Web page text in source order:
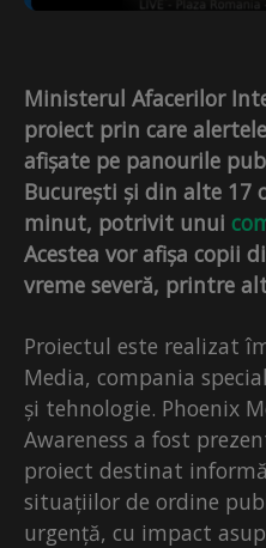
Ministerul Afacerilor
proiect prin care
afișate pe panourile
București și din alte 17
minut, potrivit unui
Acestea vor afișa copii
vreme severă, printre
Proiectul este realizat
Media, compania
și tehnologie. Phoenix
Awareness a fost
proiect destinat
situațiilor de ordine
urgență, cu impact